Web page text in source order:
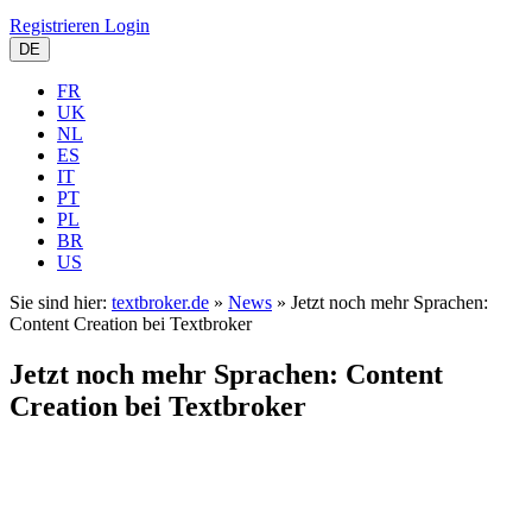
Registrieren Login
DE
FR
UK
NL
ES
IT
PT
PL
BR
US
Sie sind hier: textbroker.de » News » Jetzt noch mehr Sprachen:
Content Creation bei Textbroker
Jetzt noch mehr Sprachen: Content
Creation bei Textbroker